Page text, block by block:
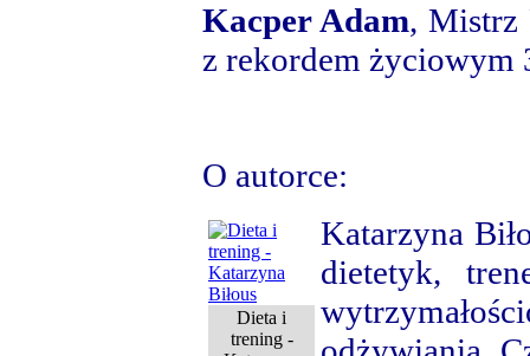
Kacper Adam, Mistrz
z rekordem życiowym
O autorce:
Dieta i
trening -
Katarzyna
dietetyk,